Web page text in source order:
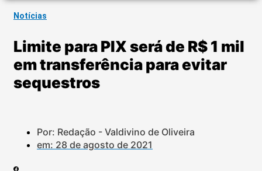
Notícias
Limite para PIX será de R$ 1 mil
em transferência para evitar
sequestros
Por: Redação - Valdivino de Oliveira
em: 28 de agosto de 2021